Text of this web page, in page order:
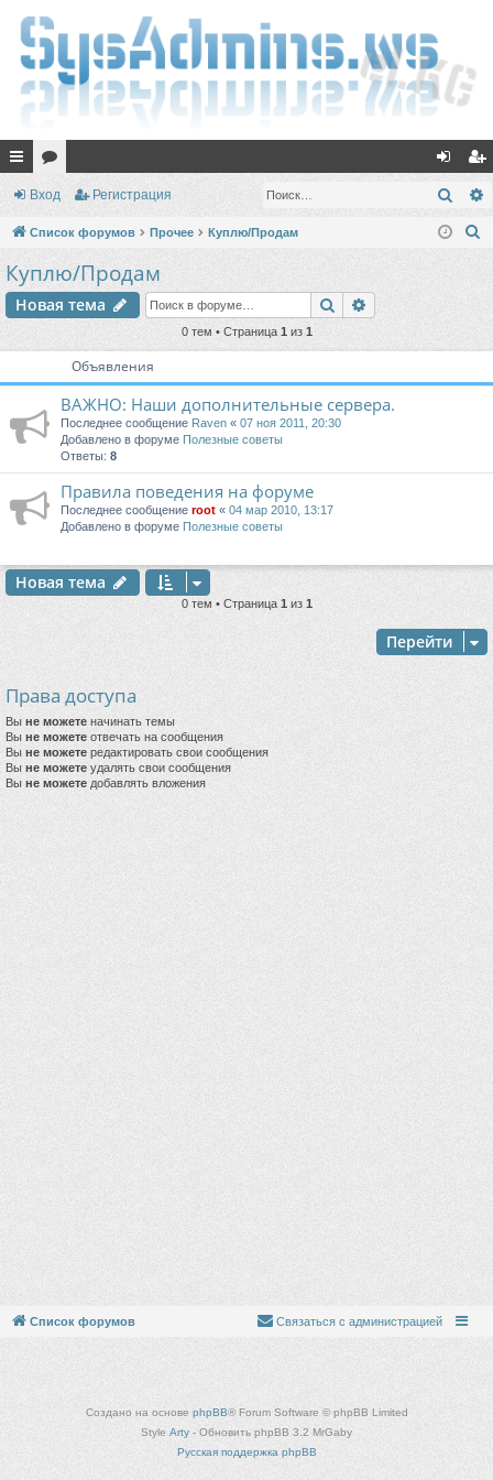
с
ы
и
ор хо
д
ег
ис
Вход Регистрация
Список форумов Прочее Куплю/Продам
Куплю/Продам
Новая тема Поиск
0 тем • Страница 1 из 1
Объявления
ВАЖНО: Наши дополнительные сервера.
Последнее сообщение Raven « 07 ноя 2011, 20:30
Добавлено в форуме Полезные советы
Ответы: 8
Правила поведения на форуме
Последнее сообщение root « 04 мар 2010, 13:17
Добавлено в форуме Полезные советы
Новая тема
0 тем • Страница 1 из 1
Перейти
Права доступа
Вы не можете начинать темы
Вы не можете отвечать на сообщения
Вы не можете редактировать свои сообщения
Вы не можете удалять свои сообщения
Вы не можете добавлять вложения
Список форумов Связаться с администрацией
Создано на основе phpBB® Forum Software © phpBB Limited
Style Arty - Обновить phpBB 3.2 MrGaby
Русская поддержка phpBB